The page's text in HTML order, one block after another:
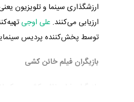
ارزشگذاری سینما و تلویزیون
ارزیابی می‌کنند. علی اوجی
توسط پخش‌کننده پردیس
بازیگران فیلم خائن کشی
بازیگران فیلم خائن کشی چه